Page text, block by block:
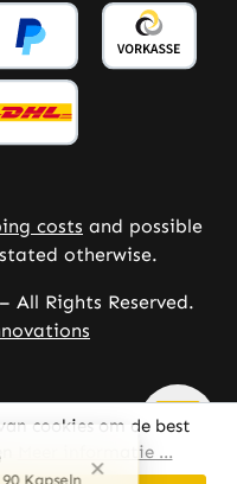
costs and possible
otherwise.
Rights Reserved.
cookies om de best
Meer informatie ...